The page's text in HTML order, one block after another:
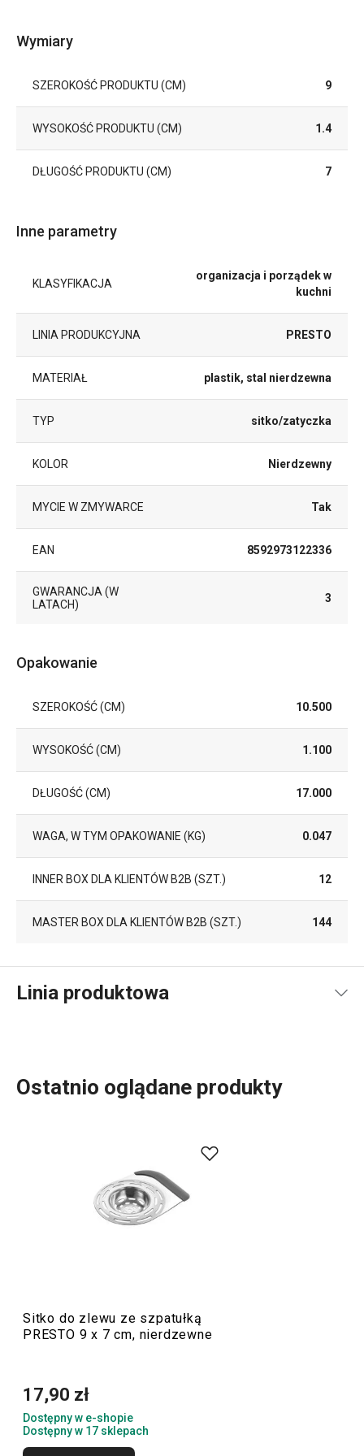
Wymiary
SZEROKOŚĆ PRODUKTU (CM) 9
WYSOKOŚĆ PRODUKTU (CM) 1.4
DŁUGOŚĆ PRODUKTU (CM) 7
Inne parametry
KLASYFIKACJA
organizacja i porządek w
kuchni
LINIA PRODUKCYJNA PRESTO
MATERIAŁ plastik, stal nierdzewna
TYP sitko/zatyczka
KOLOR Nierdzewny
MYCIE W ZMYWARCE Tak
EAN 8592973122336
GWARANCJA (W
LATACH)
3
Opakowanie
SZEROKOŚĆ (CM) 10.500
WYSOKOŚĆ (CM) 1.100
DŁUGOŚĆ (CM) 17.000
WAGA, W TYM OPAKOWANIE (KG) 0.047
INNER BOX DLA KLIENTÓW B2B (SZT.) 12
MASTER BOX DLA KLIENTÓW B2B (SZT.) 144
Linia produktowa
podstawowe, praktyczneakcesoria kuchenne
Produkujemy je z materiałów wysokiej jakości, a
jednocześnie są przystępne cenowo. W linii PRESTO
skrobaki,otwieracze
Gotowanie
Krojenie
Ostatnio oglądane produkty
Sitko do zlewu ze szpatułką
PRESTO 9 x 7 cm, nierdzewne
17,90 zł
Dostępny w e-shopie
Dostępny w 17 sklepach